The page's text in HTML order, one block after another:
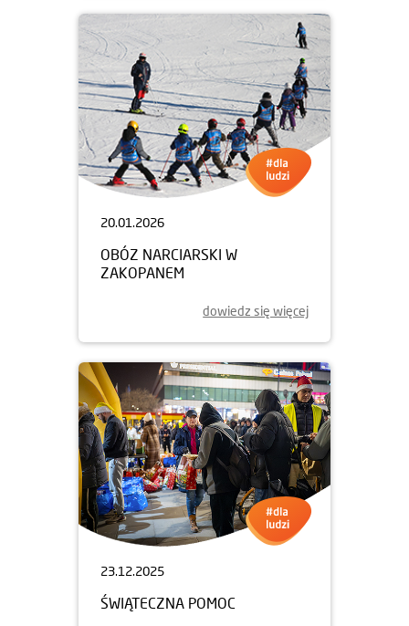
20.01.2026
OBÓZ NARCIARSKI W
ZAKOPANEM
dowiedz się więcej
23.12.2025
ŚWIĄTECZNA POMOC